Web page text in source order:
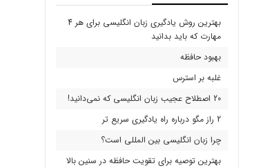
بهترین روش یادگیری زبان انگلیسی برای هر 4
مهارت که باید بدانید
بهبود حافظه
غلبه بر استرس
20 اصطلاح عجیب زبان انگلیسی که نمی‌دانید!
2 راز مگو درباره راه یادگیری سریع تر
چرا زبان انگلیسی بین المللی است؟
بهترین توصیه برای تقویت حافظه در سنین بالا